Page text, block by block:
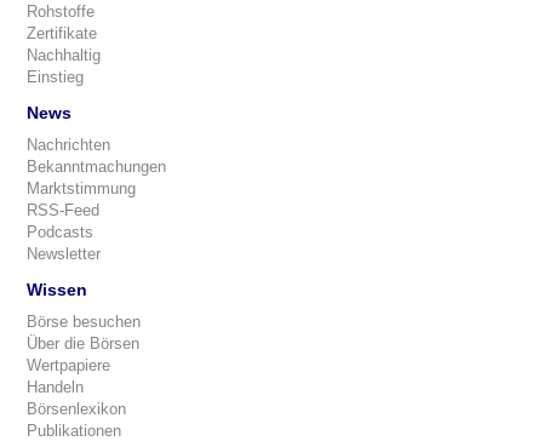
Rohstoffe
Zertifikate
Nachhaltig
Einstieg
News
Nachrichten
Bekanntmachungen
Marktstimmung
RSS-Feed
Podcasts
Newsletter
Wissen
Börse besuchen
Über die Börsen
Wertpapiere
Handeln
Börsenlexikon
Publikationen